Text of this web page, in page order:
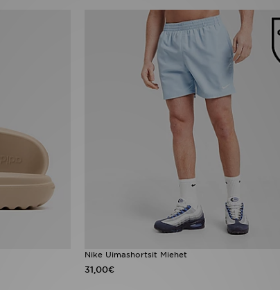
Nike Uimashortsit Miehet
31,00€